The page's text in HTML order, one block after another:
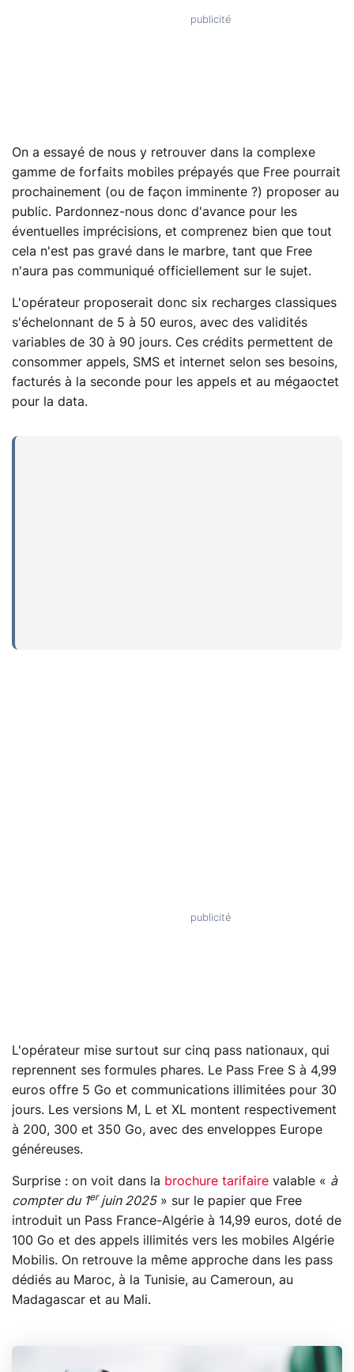
On a essayé de nous y retrouver dans la complexe
gamme de forfaits mobiles prépayés que Free pourrait
prochainement (ou de façon imminente ?) proposer au
public. Pardonnez-nous donc d'avance pour les
éventuelles imprécisions, et comprenez bien que tout
cela n'est pas gravé dans le marbre, tant que Free
n'aura pas communiqué officiellement sur le sujet.
L'opérateur proposerait donc six recharges classiques
s'échelonnant de 5 à 50 euros, avec des validités
variables de 30 à 90 jours. Ces crédits permettent de
consommer appels, SMS et internet selon ses besoins,
facturés à la seconde pour les appels et au mégaoctet
pour la data.
L'opérateur mise surtout sur cinq pass nationaux, qui
reprennent ses formules phares. Le Pass Free S à 4,99
euros offre 5 Go et communications illimitées pour 30
jours. Les versions M, L et XL montent respectivement
à 200, 300 et 350 Go, avec des enveloppes Europe
généreuses.
Surprise : on voit dans la brochure tarifaire valable « à
compter du 1er juin 2025» sur le papier que Free
introduit un Pass France-Algérie à 14,99 euros, doté de
100 Go et des appels illimités vers les mobiles Algérie
Mobilis. On retrouve la même approche dans les pass
dédiés au Maroc, à la Tunisie, au Cameroun, au
Madagascar et au Mali.